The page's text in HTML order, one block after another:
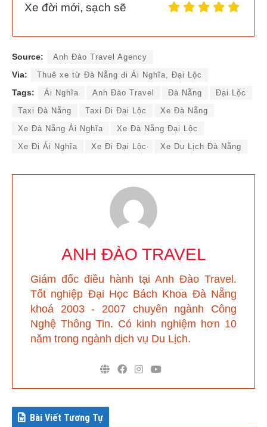
Xe đời mới, sạch sẽ
Source: Anh Đào Travel Agency
Via: Thuê xe từ Đà Nẵng đi Ái Nghĩa, Đại Lộc
Tags: Ái Nghĩa Anh Đào Travel Đà Nẵng
Đại Lộc
Taxi Đà Nẵng
Taxi Đi Đại Lộc
Xe Đà Nẵng
Xe Đà Nẵng Ái Nghĩa
Xe Đà Nẵng Đại Lộc
Xe Đi Ái Nghĩa
Xe Đi Đại Lộc Xe Du Lịch Đà Nẵng
ANH ĐÀO TRAVEL
Giám đốc điều hành tại Anh Đào Travel .
Tốt nghiệp Đại Học Bách Khoa Đà Nẵng
khoá 2003 - 2007 chuyên ngành Công
Nghệ Thông Tin. Có kinh nghiệm hơn 10
năm trong ngành dịch vụ Du Lịch.
Bài Viết Tương Tự